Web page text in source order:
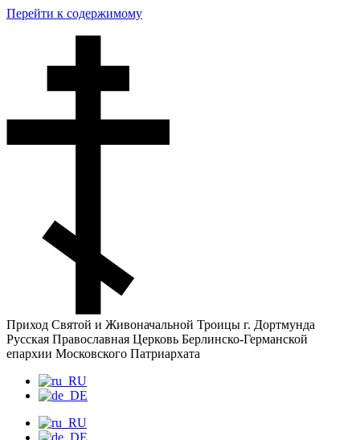
Перейти к содержимому
Приход Святой и Живоначальной Троицы г. Дортмунда
Русская Православная Церковь Берлинско-Германской
епархии Московского Патриархата